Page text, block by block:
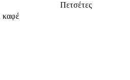
καφέ
Πετσέτες